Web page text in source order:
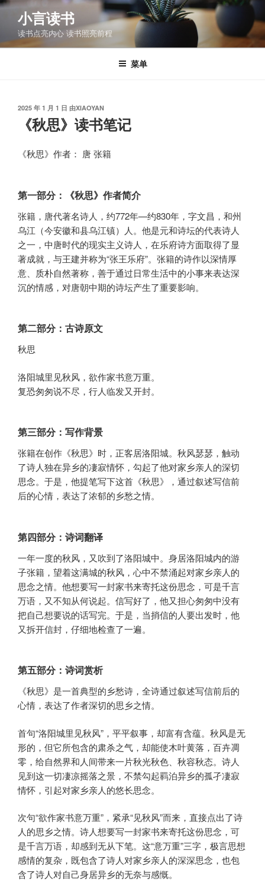
跳
容
小言读书
读书点亮内心 读书照亮前程
菜单
发
2025 年 1 月 1 日 由XIAOYAN
《秋思》读书笔记
《秋思》作者： 唐 张籍
第一部分：《秋思》作者简介
张籍，唐代著名诗人，约772年—约830年，字文昌，和州
乌江（今安徽和县乌江镇）人。他是元和诗坛的代表诗人
之一，中唐时代的现实主义诗人，在乐府诗方面取得了显
著成就，与王建并称为“张王乐府”。张籍的诗作以深情厚
意、质朴自然著称，善于通过日常生活中的小事来表达深
沉的情感，对唐朝中期的诗坛产生了重要影响。
第二部分：古诗原文
秋思
洛阳城里见秋风，欲作家书意万重。
复恐匆匆说不尽，行人临发又开封。
第三部分：写作背景
张籍在创作《秋思》时，正客居洛阳城。秋风瑟瑟，触动
了诗人独在异乡的凄寂情怀，勾起了他对家乡亲人的深切
思念。于是，他提笔写下这首《秋思》，通过叙述写信前
后的心情，表达了浓郁的乡愁之情。
第四部分：诗词翻译
一年一度的秋风，又吹到了洛阳城中。身居洛阳城内的游
子张籍，望着这满城的秋风，心中不禁涌起对家乡亲人的
思念之情。他想要写一封家书来寄托这份思念，可是千言
万语，又不知从何说起。信写好了，他又担心匆匆中没有
把自己想要说的话写完。于是，当捎信的人要出发时，他
又拆开信封，仔细地检查了一遍。
第五部分：诗词赏析
《秋思》是一首典型的乡愁诗，全诗通过叙述写信前后的
心情，表达了作者深切的思乡之情。
首句“洛阳城里见秋风”，平平叙事，却富有含蕴。秋风是无
形的，但它所包含的肃杀之气，却能使木叶黄落，百卉凋
零，给自然界和人间带来一片秋光秋色、秋容秋态。诗人
见到这一切凄凉摇落之景，不禁勾起羁泊异乡的孤孑凄寂
情怀，引起对家乡亲人的悠长思念。
次句“欲作家书意万重”，紧承“见秋风”而来，直接点出了诗
人的思乡之情。诗人想要写一封家书来寄托这份思念，可
是千言万语，却感到无从下笔。这“意万重”三字，极言思想
感情的复杂，既包含了诗人对家乡亲人的深深思念，也包
含了诗人对自己身居异乡的无奈与感慨。